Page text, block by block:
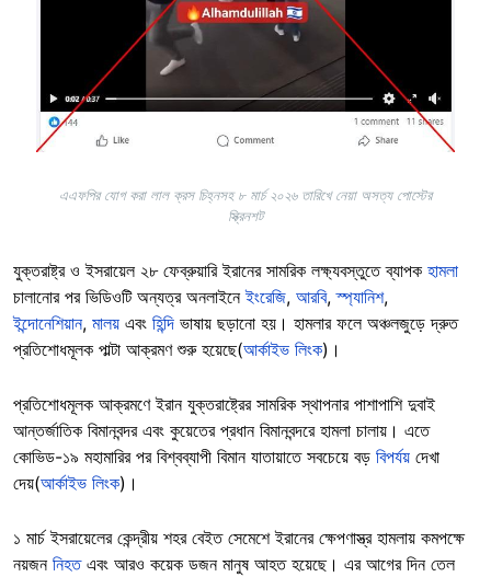
এএফপির যোগ করা লাল ক্রস চিহ্নসহ ৮ মার্চ ২০২৬ তারিখে নেয়া অসত্য পোস্টের
স্ক্রিনশট
যুক্তরাষ্ট্র ও ইসরায়েল ২৮ ফেব্রুয়ারি ইরানের সামরিক লক্ষ্যবস্তুতে ব্যাপক হামলা
চালানোর পর ভিডিওটি অন্যত্র অনলাইনেইংরেজি, আরবি,স্প্যানিশ,
ইন্দোনেশিয়ান, মালয় এবং হিন্দি ভাষায় ছড়ানো হয়। হামলার ফলে অঞ্চলজুড়ে দ্রুত
প্রতিশোধমূলক পাল্টা আক্রমণ শুরু হয়েছে(আর্কাইভ লিংক)।
প্রতিশোধমূলক আক্রমণে ইরান যুক্তরাষ্ট্রের সামরিক স্থাপনার পাশাপাশি দুবাই
আন্তর্জাতিক বিমানবন্দর এবং কুয়েতের প্রধান বিমানবন্দরে হামলা চালায়। এতে
কোভিড-১৯ মহামারির পর বিশ্বব্যাপী বিমান যাতায়াতে সবচেয়ে বড় বিপর্যয় দেখা
দেয়(আর্কাইভ লিংক)।
১ মার্চ ইসরায়েলের কেন্দ্রীয় শহর বেইত সেমেশে ইরানের ক্ষেপণাস্ত্র হামলায় কমপক্ষে
নয়জননিহতএবং আরও কয়েক ডজন মানুষ আহত হয়েছে। এর আগের দিন তেল